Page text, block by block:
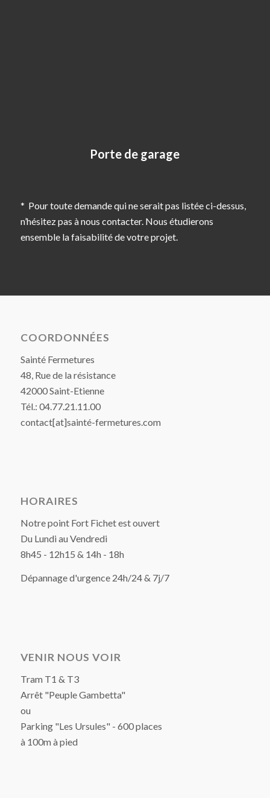
Porte de garage
* Pour toute demande qui ne serait pas listée ci-dessus,
n’hésitez pas à nous contacter. Nous étudierons
ensemble la faisabilité de votre projet.
COORDONNÉES
Sainté Fermetures
48, Rue de la résistance
42000 Saint-Etienne
Tél.: 04.77.21.11.00
contact[at]sainté-fermetures.com
HORAIRES
Notre point Fort Fichet est ouvert
Du Lundi au Vendredi
8h45 - 12h15 & 14h - 18h
Dépannage d'urgence 24h/24 & 7j/7
VENIR NOUS VOIR
Tram T1 & T3
Arrêt "Peuple Gambetta"
ou
Parking "Les Ursules" - 600 places
à 100m à pied